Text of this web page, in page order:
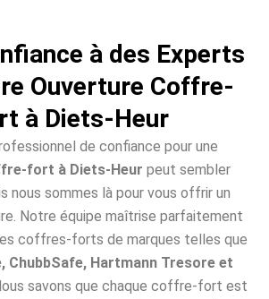
à des Experts
Ouverture Coffre-
à Diets-Heur
de confiance pour une
fort à Diets-Heur peut sembler
nous sommes là pour vous offrir un
Notre équipe maîtrise parfaitement
coffres-forts de marques telles que
ChubbSafe, Hartmann Tresore et
savons que chaque coffre-fort est